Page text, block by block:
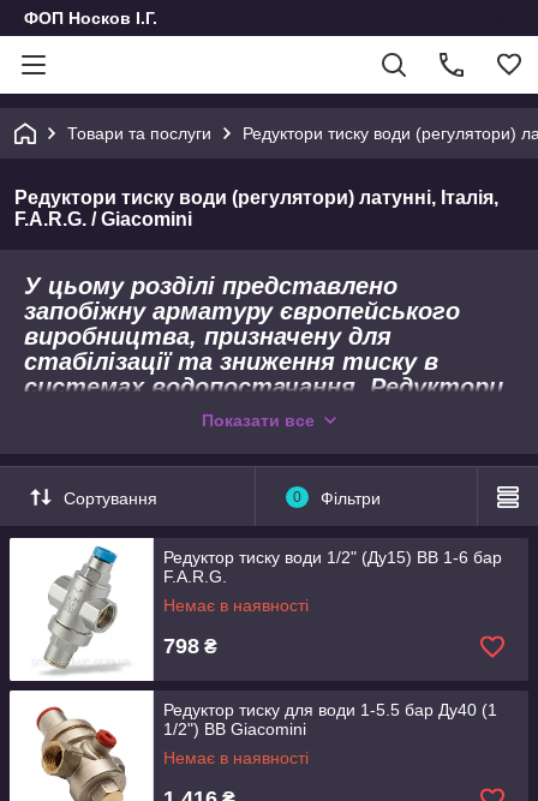
ФОП Носков І.Г.
Товари та послуги Редуктори тиску води (регулятори)
Редуктори тиску води (регулятори) латунні, Італія,
F.A.R.G. / Giacomini
У цьому розділі представлено
запобіжну арматуру європейського
виробництва, призначену для
стабілізації та зниження тиску в
системах водопостачання. Редуктори
тиску захищають сантехнічні
змішувачі від гідроударів та
критичного підвищення тиску у
центральній магістралі.
Продукція брендів F.A.R.G. та Giacomini
(Італія) характеризується високою
точністю налаштування вихідного
тиску та стійкістю до корозії.
Встановлення такого регулятора на
вході в квартиру або будинок гарантує
цілісність труб та запірної арматури.
Показати все
Сортування 0 Фільтри
Редуктор тиску води 1/2" (Ду15) ВВ 1-6 бар
F.A.R.G.
Немає в наявності
798 ₴
Редуктор тиску для води 1-5.5 бар Ду40 (1
1/2") ВВ Giacomini
Немає в наявності